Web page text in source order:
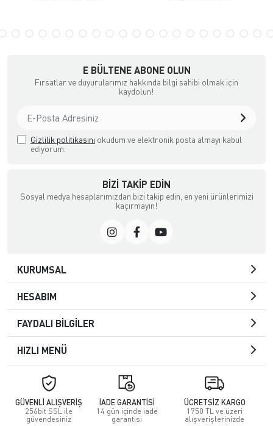
E BÜLTENE ABONE OLUN
Fırsatlar ve duyurularımız hakkında bilgi sahibi olmak için
kaydolun!
Gizlilik politikasını okudum ve elektronik posta almayı kabul
ediyorum.
BIZI TAKIP EDIN
Sosyal medya hesaplarımızdan bizi takip edin, en yeni ürünlerimizi
kaçırmayın!
KURUMSAL
HESABIM
FAYDALI BİLGİLER
HIZLI MENÜ
GÜVENLİ ALIŞVERİŞ
256bit SSL ile
güvendesiniz
İADE GARANTİSİ
14 gün içinde iade
garantisi
ÜCRETSİZ KARGO
1750 TL ve üzeri
alışverişlerinizde